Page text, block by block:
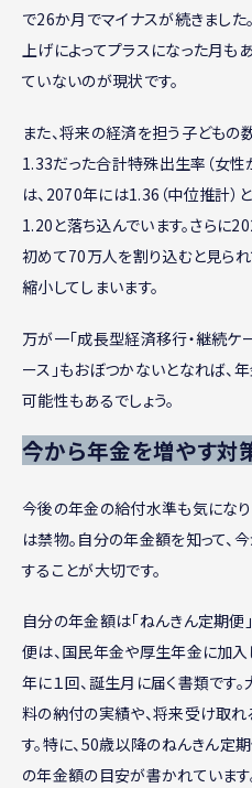
で26か月でマイナスが続きまし
上げによってプラスになった月も
ていないのが現状です。
また、将来の経済を担う子どもの
1.33だった合計特殊出生率（女性
は、2070年には1.36（中位推計）
1.20と落ち込んでいます。さらに
初めて70万人を割り込むと見ら
縮小してしまいます。
万が一「成長型経済移行・継続ケ
ース」もおぼつかないとなれば、
可能性もあるでしょう。
今から年金を増やす対
今後の年金の給付水準も気になり
は禁物。自分の年金額を知って、
することが大切です。
自分の年金額は「ねんきん定期便
便は、国民年金や厚生年金に加
年に１回、誕生月に届く書類です
料の納付の実績や、将来受け取
す。特に、50歳以降のねんきん定
の年金額の目安が書かれています